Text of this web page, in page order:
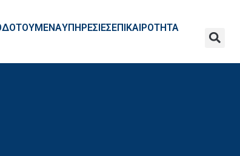
ΥΠΗΡΕΣΙΕΣΕΠΙΚΑΙΡΟΤΗΤΑ